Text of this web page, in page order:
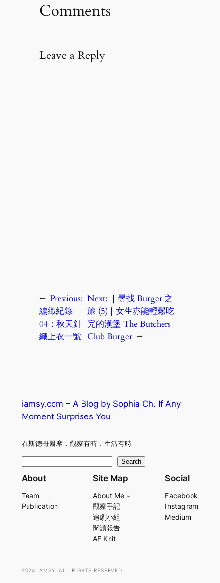
Comments
Leave a Reply
← Previous:
編織紀錄
04：秋天針
織上衣一號
Next: ｜尋找 Burger 之
旅 (5)｜女生亦能輕鬆吃
完的漢堡 The Butchers
Club Burger →
iamsy.com – A Blog by Sophia Ch. If Any
Moment Surprises You
在斯德哥爾摩．觀察有時．生活有時
e
r
Search
About
Team
Publication
Site Map
About Me
觀察手記
追劇小組
閱讀報告
AF Knit
Social
Facebook
Instagram
Medium
2024 IAMSY. ALL RIGHTS RESERVED.